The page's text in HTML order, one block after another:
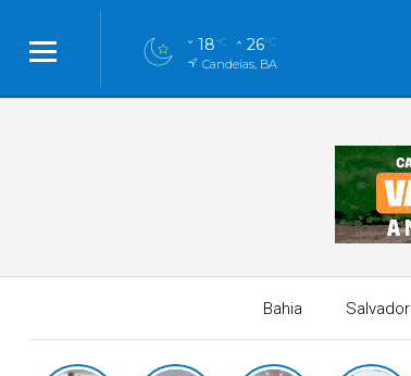
18°C 26°C
Candeias, BA
Bahia Salvador